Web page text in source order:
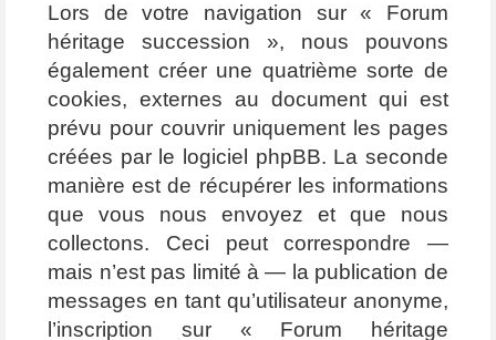
Lors de votre navigation sur « Forum
héritage succession », nous pouvons
également créer une quatrième sorte de
cookies, externes au document qui est
prévu pour couvrir uniquement les pages
créées par le logiciel phpBB. La seconde
manière est de récupérer les informations
que vous nous envoyez et que nous
collectons. Ceci peut correspondre —
mais n’est pas limité à — la publication de
messages en tant qu’utilisateur anonyme,
l’inscription sur « Forum héritage